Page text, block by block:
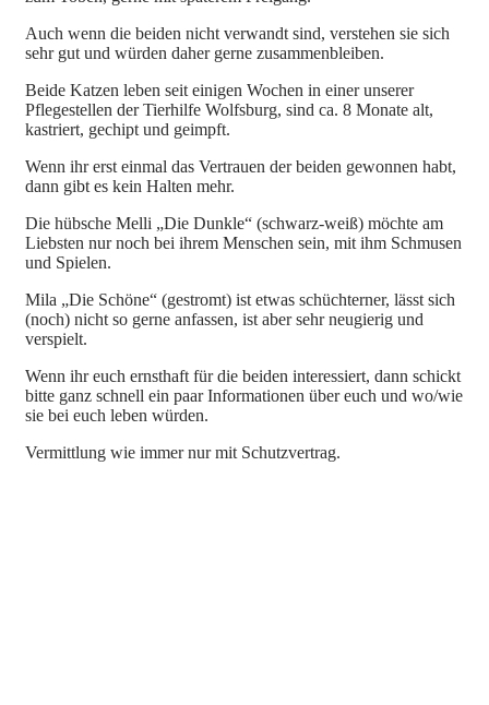
Auch wenn die beiden nicht verwandt sind, verstehen sie sich
sehr gut und würden daher gerne zusammenbleiben.
Beide Katzen leben seit einigen Wochen in einer unserer
Pflegestellen der Tierhilfe Wolfsburg, sind ca. 8 Monate alt,
kastriert, gechipt und geimpft.
Wenn ihr erst einmal das Vertrauen der beiden gewonnen habt,
dann gibt es kein Halten mehr.
Die hübsche Melli „Die Dunkle“ (schwarz-weiß) möchte am
Liebsten nur noch bei ihrem Menschen sein, mit ihm Schmusen
und Spielen.
Mila „Die Schöne“ (gestromt) ist etwas schüchterner, lässt sich
(noch) nicht so gerne anfassen, ist aber sehr neugierig und
verspielt.
Wenn ihr euch ernsthaft für die beiden interessiert, dann schickt
bitte ganz schnell ein paar Informationen über euch und wo/wie
sie bei euch leben würden.
Vermittlung wie immer nur mit Schutzvertrag.